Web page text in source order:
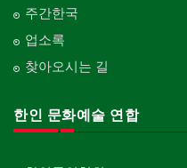
주간한국
업소록
찾아오시는 길
한인 문화예술 연합